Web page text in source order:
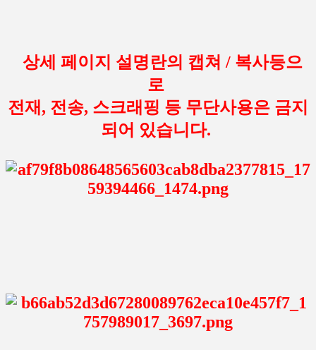
상세 페이지 설명란의 캡쳐 / 복사등으
로
전재, 전송, 스크래핑 등 무단사용은 금지
되어 있습니다.